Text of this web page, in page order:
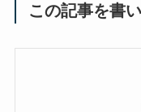
この記事を書